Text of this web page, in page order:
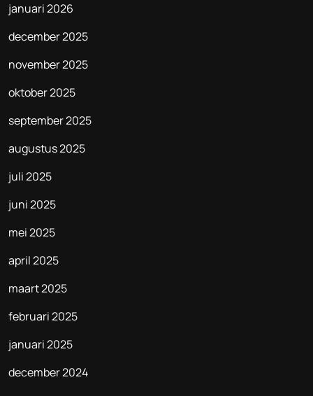
januari 2026
december 2025
november 2025
oktober 2025
september 2025
augustus 2025
juli 2025
juni 2025
mei 2025
april 2025
maart 2025
februari 2025
januari 2025
december 2024